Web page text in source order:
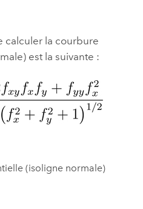
calculer la courbure
est la suivante :
(isoligne normale)